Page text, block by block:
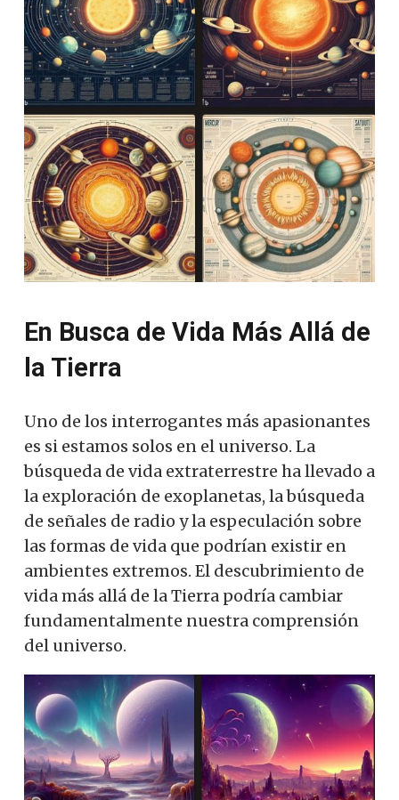
En Busca de Vida Más Allá de
la Tierra
Uno de los interrogantes más apasionantes
es si estamos solos en el universo. La
búsqueda de vida extraterrestre ha llevado a
la exploración de exoplanetas, la búsqueda
de señales de radio y la especulación sobre
las formas de vida que podrían existir en
ambientes extremos. El descubrimiento de
vida más allá de la Tierra podría cambiar
fundamentalmente nuestra comprensión
del universo.